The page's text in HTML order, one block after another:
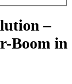
–
Boom in